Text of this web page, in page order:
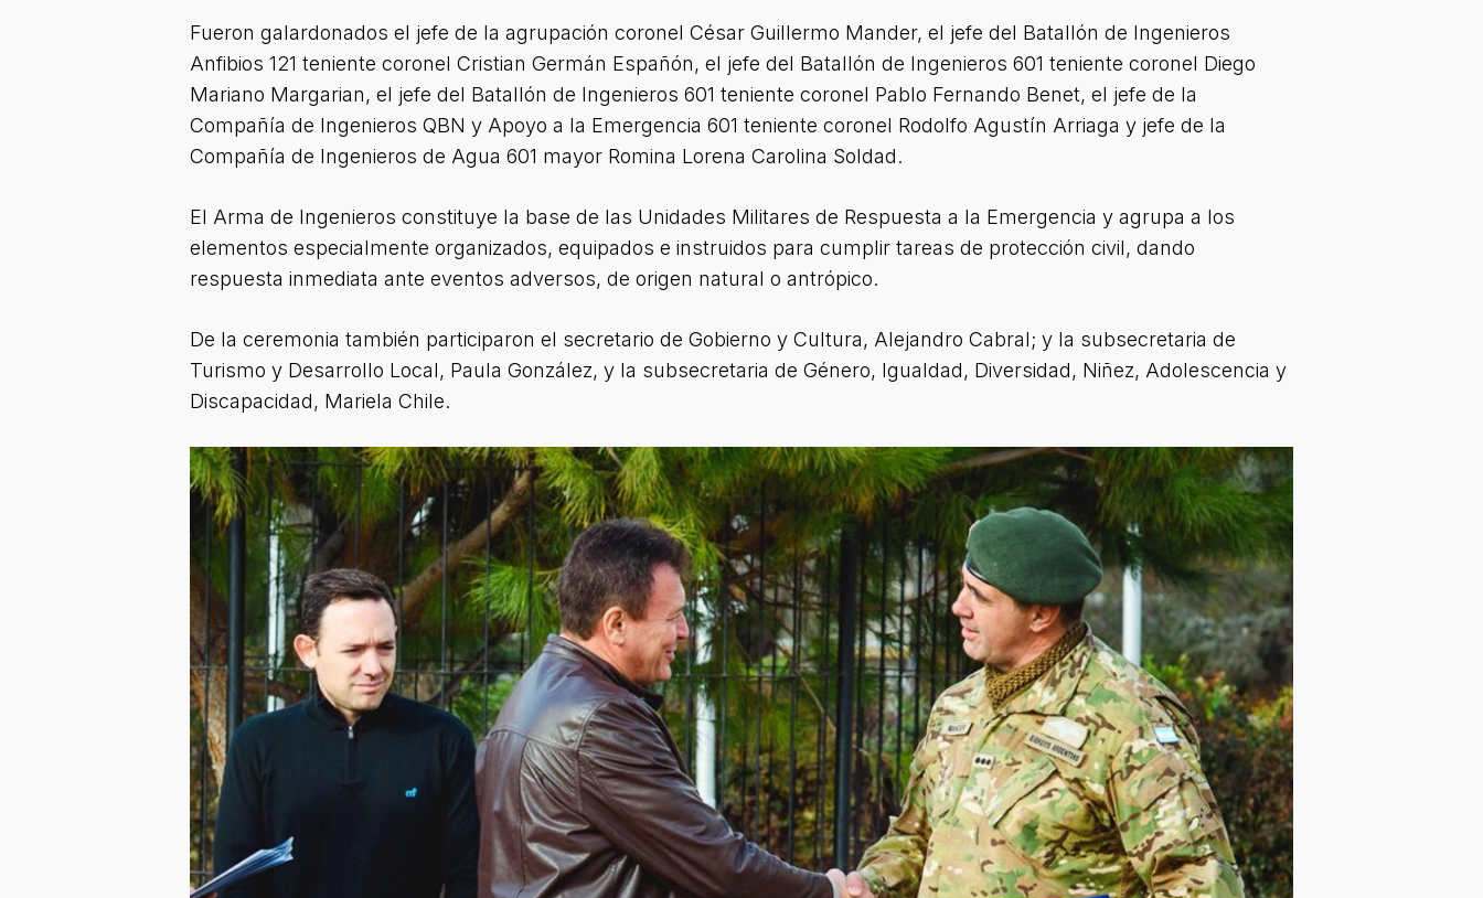
Fueron galardonados el jefe de la agrupación coronel César Guillermo Mander, el jefe del Batallón de Ingenieros
Anfibios 121 teniente coronel Cristian Germán Españón, el jefe del Batallón de Ingenieros 601 teniente coronel Diego
Mariano Margarian, el jefe del Batallón de Ingenieros 601 teniente coronel Pablo Fernando Benet, el jefe de la
Compañía de Ingenieros QBN y Apoyo a la Emergencia 601 teniente coronel Rodolfo Agustín Arriaga y jefe de la
Compañía de Ingenieros de Agua 601 mayor Romina Lorena Carolina Soldad.
El Arma de Ingenieros constituye la base de las Unidades Militares de Respuesta a la Emergencia y agrupa a los
elementos especialmente organizados, equipados e instruidos para cumplir tareas de protección civil, dando
respuesta inmediata ante eventos adversos, de origen natural o antrópico.
De la ceremonia también participaron el secretario de Gobierno y Cultura, Alejandro Cabral; y la subsecretaria de
Turismo y Desarrollo Local, Paula González, y la subsecretaria de Género, Igualdad, Diversidad, Niñez, Adolescencia y
Discapacidad, Mariela Chile.